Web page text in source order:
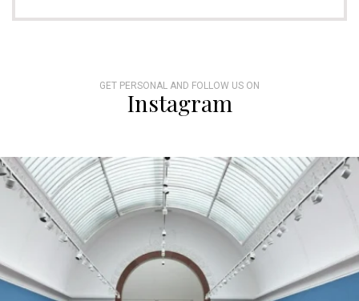
GET PERSONAL AND FOLLOW US ON
Instagram